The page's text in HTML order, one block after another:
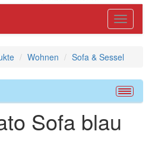
Toggle
Wohnen Sofa & Sessel
Sofa blau